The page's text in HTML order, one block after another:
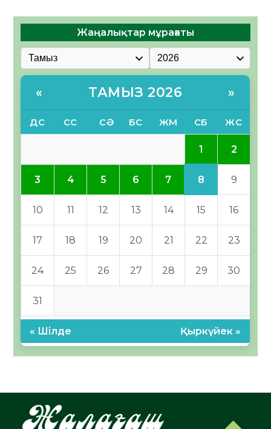
Жаңалықтар мұрағаты
« ТАМЫЗ 2026 »
ДС СС СӘ БС ЖМ СБ ЖС
1 2
3 4 5 6 7 8 9
10 11 12 13 14 15 16
17 18 19 20 21 22 23
24 25 26 27 28 29 30
31
« Шілде Қыркүйек »